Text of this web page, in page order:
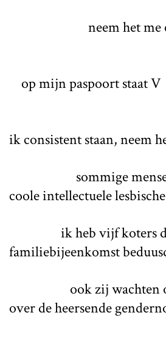
neem het
op mijn paspoort staat V
ik consistent staan, neem
sommige
coole intellectuele
ik heb vijf koters
familiebijeenkomst
ook zij
over de heersende